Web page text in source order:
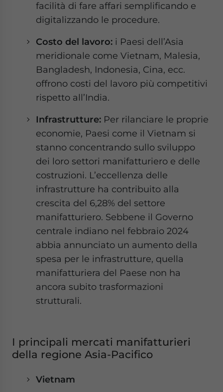
facilità di fare affari semplificando e
digitalizzando le procedure.
Costo del lavoro: i Paesi dell’Asia
meridionale come Vietnam, Malesia,
Bangladesh, Indonesia, Cina, ecc.
offrono costi del lavoro più competitivi
rispetto all’India.
Infrastrutture: Per rilanciare le proprie
economie, Paesi come il Vietnam si
stanno concentrando sullo sviluppo
dei loro settori manifatturiero e delle
costruzioni. L’eccellenza delle
infrastrutture ha contribuito alla
crescita del 6,28% del settore
manifatturiero. Sebbene il Governo
centrale indiano nel febbraio 2024
abbia annunciato un aumento della
spesa per le infrastrutture, quella
manifatturiera del Paese non ha
ancora subito trasformazioni
strutturali.
I principali mercati manifatturieri
della regione Asia-Pacifico
Vietnam